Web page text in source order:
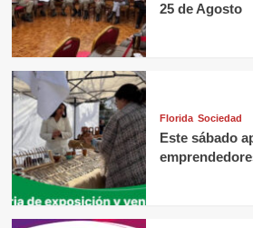
25 de Agosto
Florida Sociedad
Este sábado